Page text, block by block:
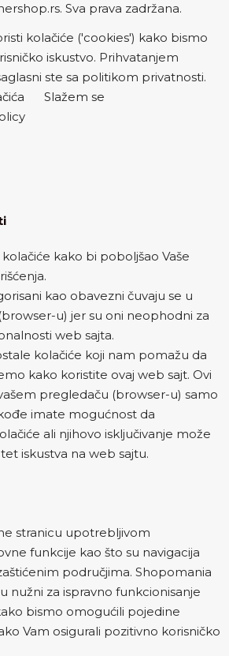
Sva prava zadržana.
kolačiće ('cookies') kako bismo
iskustvo. Prihvatanjem
ste sa politikom privatnosti.
Slažem se
kako bi poboljšao Vaše
kao obavezni čuvaju se u
u) jer su oni neophodni za
web sajta.
kolačiće koji nam pomažu da
kako koristite ovaj web sajt. Ovi
pregledaču (browser-u) samo
imate mogućnost da
ali njihovo isključivanje može
iskustva na web sajtu.
stranicu upotrebljivom
funkcije kao što su navigacija
područjima. Shopomania
nužni za ispravno funkcionisanje
bismo omogućili pojedine
Vam osigurali pozitivno korisničko